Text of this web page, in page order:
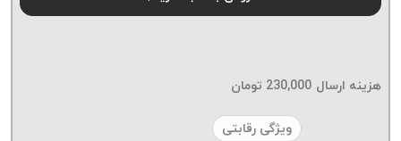
نخ
بدونویژگی رقابتی
هزینه ارسال 230,000 تومان